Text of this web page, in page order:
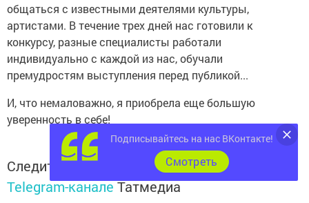
общаться с известными деятелями культуры,
артистами. В течение трех дней нас готовили к
конкурсу, разные специалисты работали
индивидуально с каждой из нас, обучали
премудростям выступления перед публикой...
И, что немаловажно, я приобрела еще большую
уверенность в себе!
Следите за самым важным и интересным в
Telegram-каналеТатмедиа
Подписывайтесь на нас ВКонтакте!
Cмотреть